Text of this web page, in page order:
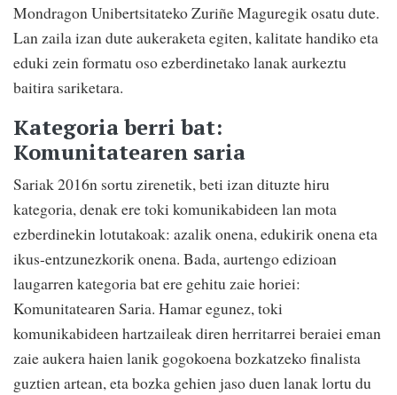
Mondragon Unibertsitateko Zuriñe Maguregik osatu dute.
Lan zaila izan dute aukeraketa egiten, kalitate handiko eta
eduki zein formatu oso ezberdinetako lanak aurkeztu
baitira sariketara.
Kategoria berri bat:
Komunitatearen saria
Sariak 2016n sortu zirenetik, beti izan dituzte hiru
kategoria, denak ere toki komunikabideen lan mota
ezberdinekin lotutakoak: azalik onena, edukirik onena eta
ikus-entzunezkorik onena. Bada, aurtengo edizioan
laugarren kategoria bat ere gehitu zaie horiei:
Komunitatearen Saria. Hamar egunez, toki
komunikabideen hartzaileak diren herritarrei beraiei eman
zaie aukera haien lanik gogokoena bozkatzeko finalista
guztien artean, eta bozka gehien jaso duen lanak lortu du